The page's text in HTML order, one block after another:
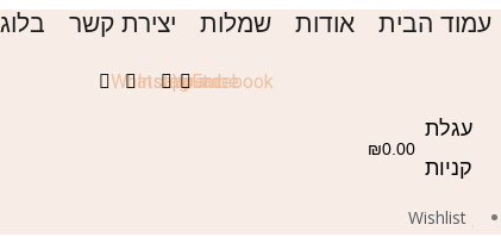
דילוג
עמוד הבית אודות שמלות יצירת קשר בלוג
Facebook
Youtube
Instagram
Whatsapp
₪0.00
עגלת
קניות
Wishlist